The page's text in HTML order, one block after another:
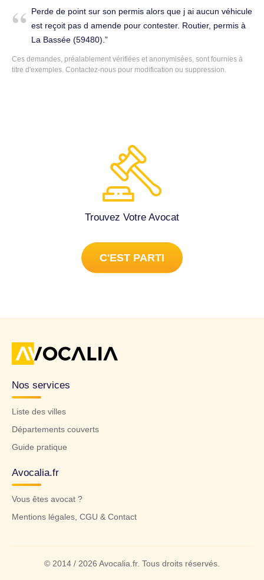
Perde de point sur son permis alors que j ai aucun véhicule
est reçoit pas d amende pour contester. Routier, permis à
La Bassée (59480).
Ces demandes, préalablement vérifiées et anonymisées, sont fournies à
titre d'exemples. Contactez-nous pour modification ou suppression.
Trouvez Votre Avocat
C'EST PARTI
Nos services
Liste des villes
Départements couverts
Guide pratique
Avocalia.fr
Vous êtes avocat ?
Mentions légales, CGU & Contact
© 2014 / 2026 Avocalia.fr. Tous droits réservés.